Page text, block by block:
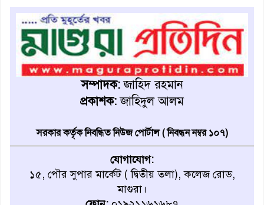
রোববার থেকে ভারতীয় ট্যুরিস্ট
ভিসা চালু
মাগুরায় জাতীয় ভিটামিন ‘এ’ প্লাস
ক্যাম্পেইন উপলক্ষে সাংবাদিক
অবহিতকরণ
কর্মসূচি প্রতিরোধে বিএনপির
মোটরসাইকেল শোডাউন
খুব শিঘ্রই কর্মস্থলে ফিরবেন
মাগুরার ডিসি
সম্পাদক:জাহিদ রহমান
প্রকাশক:জাহিদুল আলম
সরকার কর্তৃক নিবন্ধিত নিউজ পোর্টাল ( নিবন্ধন নম্বর ১০৭)
যোগাযোগ:
১৫, পৌর সুপার মার্কেট ( দ্বিতীয় তলা), কলেজ রোড,
মাগুরা।